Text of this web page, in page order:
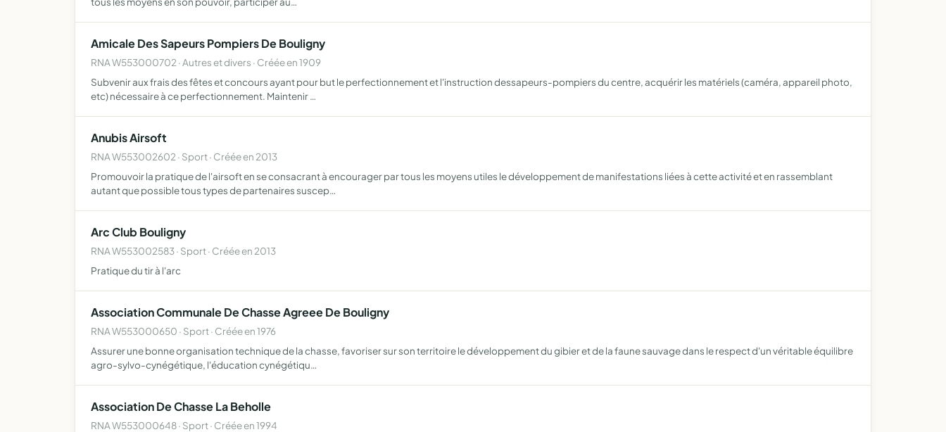
Amicale Des Sapeurs Pompiers De Bouligny
RNA W553000702 · Autres et divers · Créée en 1909
Subvenir aux frais des fêtes et concours ayant pour but le perfectionnement et l'instruction dessapeurs-pompiers du centre, acquérir les matériels (caméra, appareil photo,
etc) nécessaire à ce perfectionnement. Maintenir …
Anubis Airsoft
RNA W553002602 · Sport · Créée en 2013
Promouvoir la pratique de l'airsoft en se consacrant à encourager par tous les moyens utiles le développement de manifestations liées à cette activité et en rassemblant
autant que possible tous types de partenaires suscep…
Arc Club Bouligny
RNA W553002583 · Sport · Créée en 2013
Pratique du tir à l'arc
Association Communale De Chasse Agreee De Bouligny
RNA W553000650 · Sport · Créée en 1976
Assurer une bonne organisation technique de la chasse, favoriser sur son territoire le développement du gibier et de la faune sauvage dans le respect d'un véritable équilibre
agro-sylvo-cynégétique, l'éducation cynégétiqu…
Association De Chasse La Beholle
RNA W553000648 · Sport · Créée en 1994